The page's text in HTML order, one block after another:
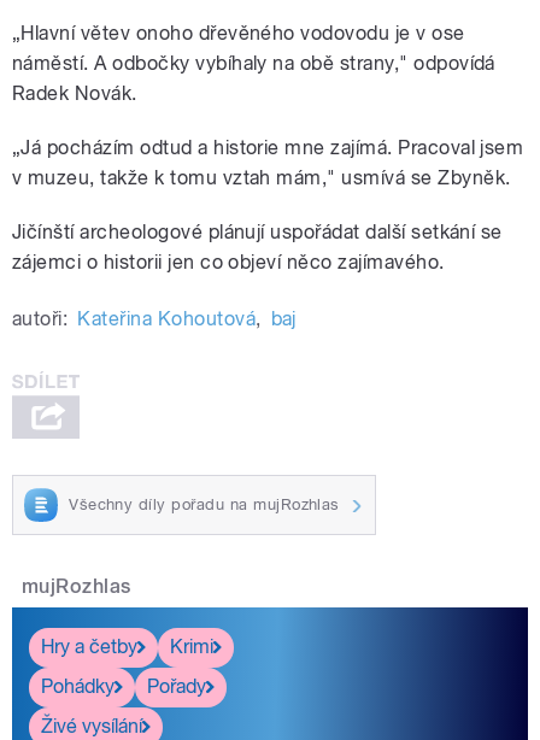
„Hlavní větev onoho dřevěného vodovodu je v ose
náměstí. A odbočky vybíhaly na obě strany," odpovídá
Radek Novák.
„Já pocházím odtud a historie mne zajímá. Pracoval jsem
v muzeu, takže k tomu vztah mám," usmívá se Zbyněk.
Jičínští archeologové plánují uspořádat další setkání se
zájemci o historii jen co objeví něco zajímavého.
autoři: Kateřina Kohoutová, baj
Všechny díly pořadu na mujRozhlas
mujRozhlas
Hry a četby
Krimi
Pohádky
Pořady
Živé vysílání